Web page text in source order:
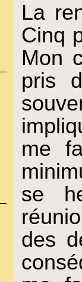
La
Cinq
Mon
pris
me
se
des